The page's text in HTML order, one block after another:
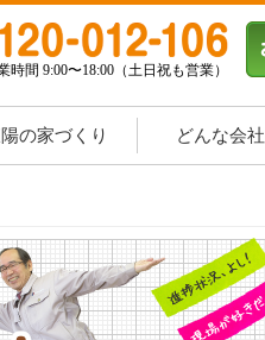
時間 9:00〜18:00（土日祝も営業）
の家づくり どんな会社